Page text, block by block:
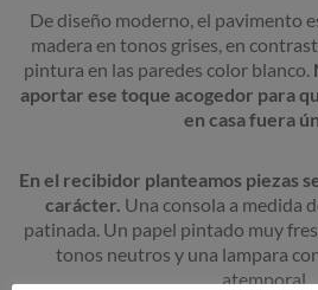
De diseño moderno, el pavimento
madera en tonos grises, en
pintura en las paredes color blanco.
aportar ese toque acogedor para
en casa fuera
En el recibidor planteamos piezas
carácter. Una consola a medida
patinada. Un papel pintado muy
tonos neutros y una lampara
atemporal.